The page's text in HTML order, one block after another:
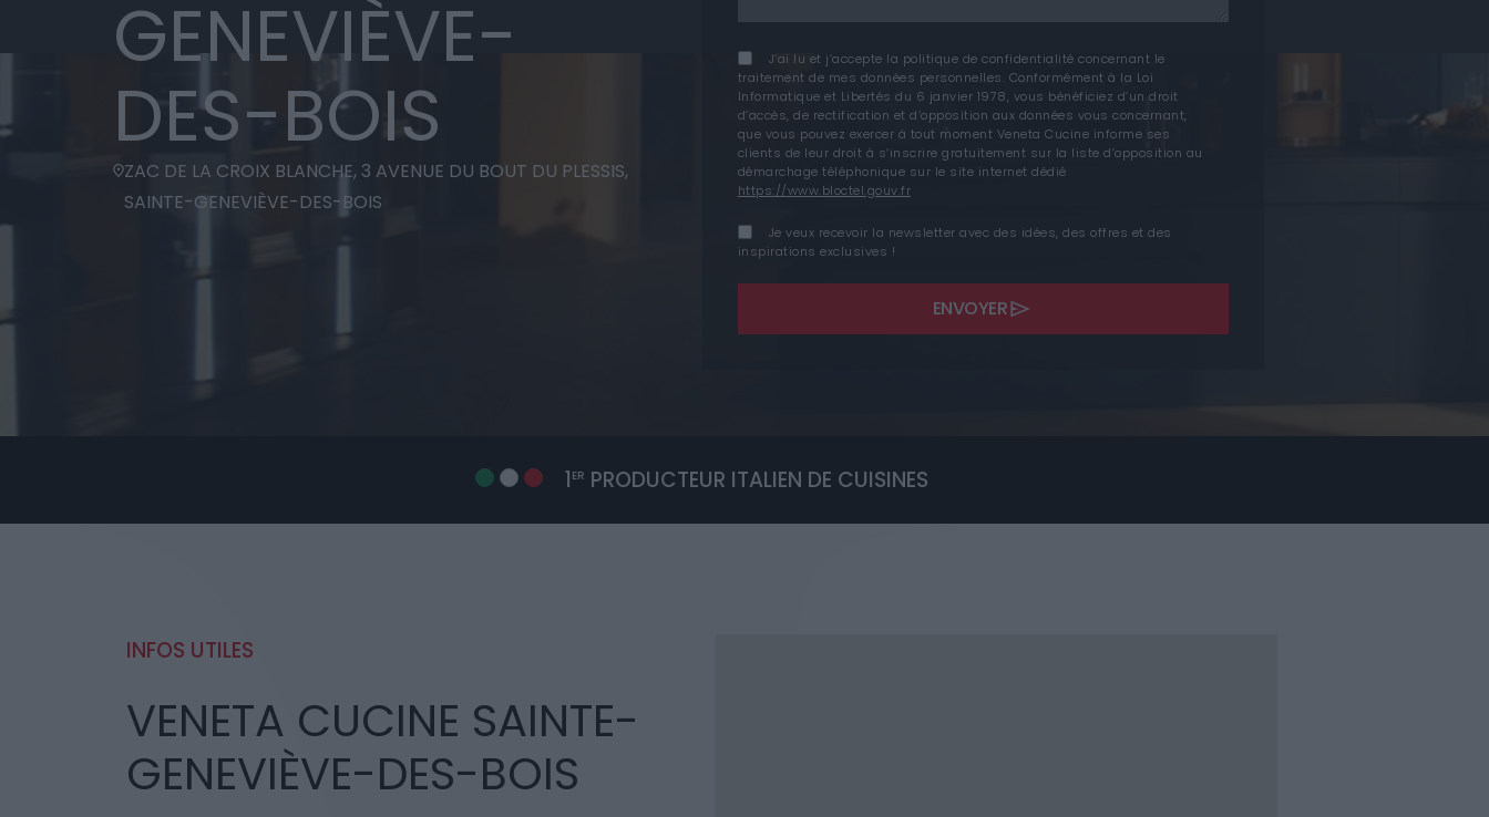
GENEVIÈVE-
DES-BOIS
ZAC DE LA CROIX BLANCHE, 3 AVENUE DU BOUT DU PLESSIS,
SAINTE-GENEVIÈVE-DES-BOIS
J’ai lu et j’accepte la politique de confidentialité concernant le
traitement de mes données personnelles. Conformément à la Loi
Informatique et Libertés du 6 janvier 1978, vous bénéficiez d’un droit
d’accès, de rectification et d’opposition aux données vous concernant,
que vous pouvez exercer à tout moment Veneta Cucine informe ses
clients de leur droit à s’inscrire gratuitement sur la liste d’opposition au
démarchage téléphonique sur le site internet dédié
https://www.bloctel.gouv.fr
Je veux recevoir la newsletter avec des idées, des offres et des
inspirations exclusives !
ENVOYER
1 ER PRODUCTEUR ITALIEN DE CUISINES
INFOS UTILES
VENETA CUCINE SAINTE-
GENEVIÈVE-DES-BOIS